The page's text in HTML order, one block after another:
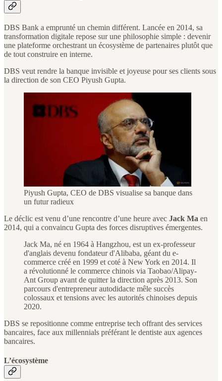
DBS Bank a emprunté un chemin différent. Lancée en 2014, sa
transformation digitale repose sur une philosophie simple : devenir
une plateforme orchestrant un écosystème de partenaires plutôt que
de tout construire en interne.
DBS veut rendre la banque invisible et joyeuse pour ses clients sous
la direction de son CEO Piyush Gupta.
Piyush Gupta, CEO de DBS visualise sa banque dans
un futur radieux
Le déclic est venu d’une rencontre d’une heure avec Jack Ma en
2014, qui a convaincu Gupta des forces disruptives émergentes.
Jack Ma, né en 1964 à Hangzhou, est un ex-professeur
d'anglais devenu fondateur d'Alibaba, géant du e-
commerce créé en 1999 et coté à New York en 2014. Il
a révolutionné le commerce chinois via Taobao/Alipay-
Ant Group avant de quitter la direction après 2013. Son
parcours d'entrepreneur autodidacte mêle succès
colossaux et tensions avec les autorités chinoises depuis
2020.
DBS se repositionne comme entreprise tech offrant des services
bancaires, face aux millennials préférant le dentiste aux agences
bancaires.
L’écosystème